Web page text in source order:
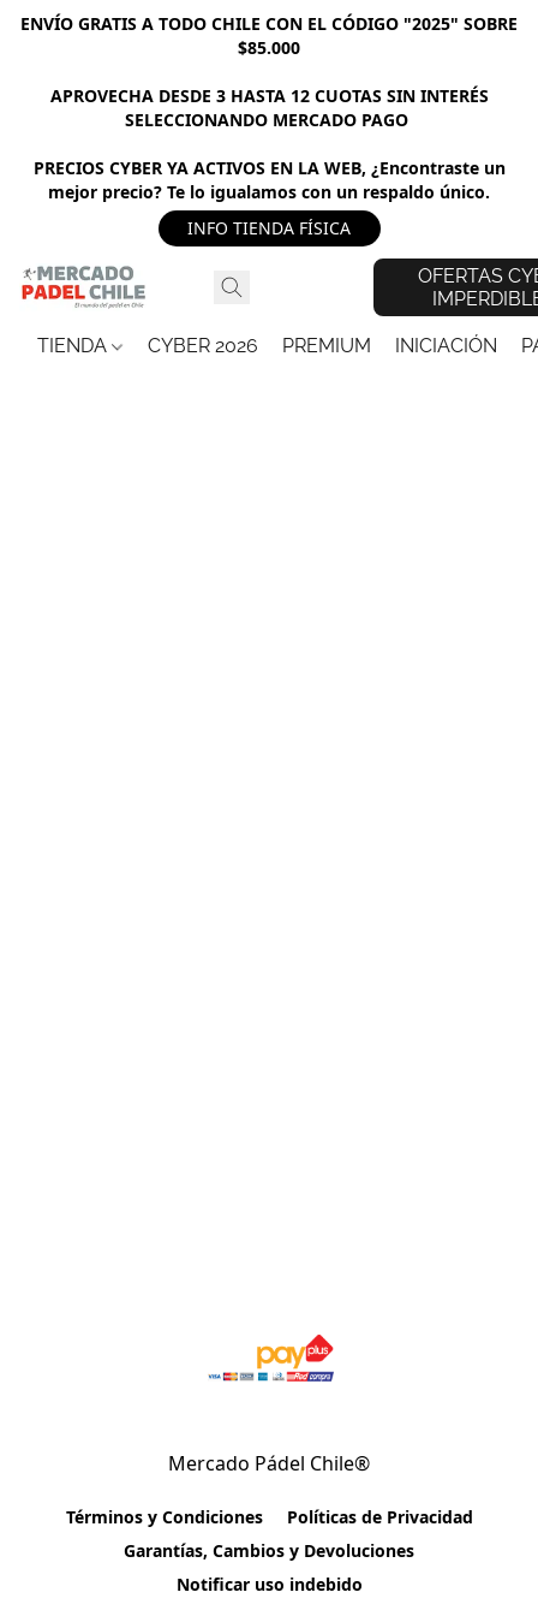
ENVÍO GRATIS A TODO CHILE CON EL CÓDIGO "2025" SOBRE
$85.000
APROVECHA DESDE 3 HASTA 12 CUOTAS SIN INTERÉS
SELECCIONANDO MERCADO PAGO
PRECIOS CYBER YA ACTIVOS EN LA WEB, ¿Encontraste un
mejor precio? Te lo igualamos con un respaldo único.
INFO TIENDA FÍSICA
OFERTAS
TIENDA CYBER 2026 PREMIUM INICIACIÓN
Mercado Pádel Chile®
Términos y Condiciones
Políticas de Privacidad
Garantías, Cambios y Devoluciones
Notificar uso indebido